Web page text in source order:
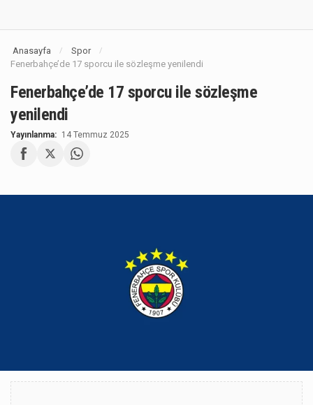
Anasayfa / Spor /
Fenerbahçe’de 17 sporcu ile sözleşme yenilendi
Fenerbahçe’de 17 sporcu ile sözleşme
yenilendi
Yayınlanma: 14 Temmuz 2025